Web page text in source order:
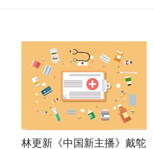
林更新《中国新主播》戴鸵